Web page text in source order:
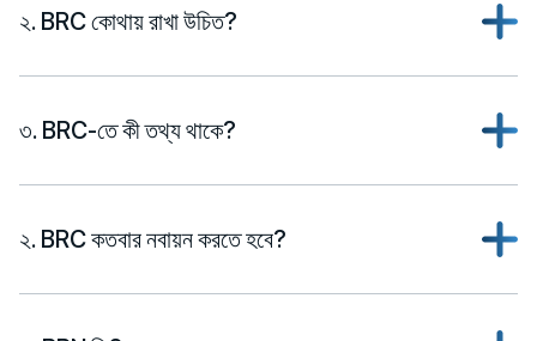
২. BRC কোথায় রাখা উচিত?
৩. BRC-তে কী তথ্য থাকে?
২. BRC কতবার নবায়ন করতে হবে?